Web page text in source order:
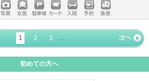
写真 女医 駐車場
クレジッ
トカード
入院 予約 急患
1 2 3
次ページ
»
初めての方へ